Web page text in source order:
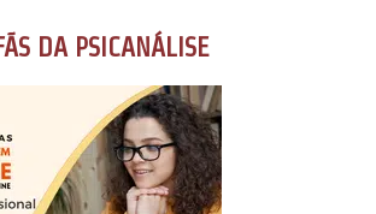
DA PSICANÁLISE